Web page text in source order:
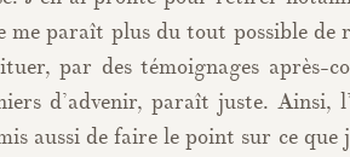
me paraît plus du tout possible de
par des témoignages après-
d’advenir, paraît juste. Ainsi,
aussi de faire le point sur ce